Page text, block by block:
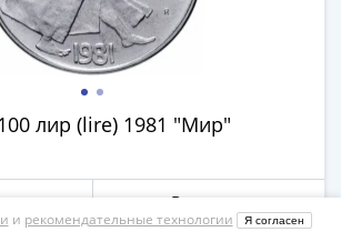
лир (lire) 1981 "Мир"
В корзину
и рекомендательные технологии Я согласен